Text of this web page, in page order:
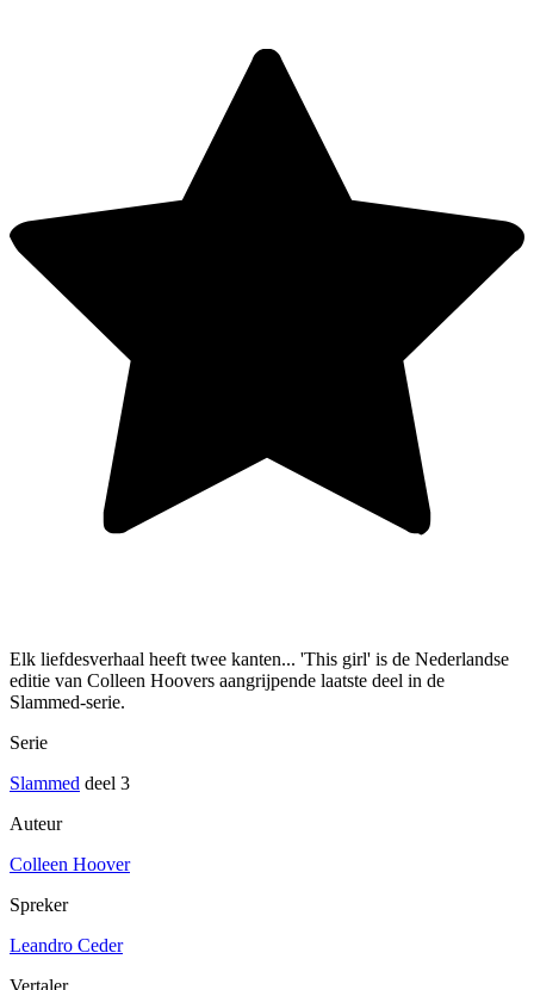
Elk liefdesverhaal heeft twee kanten... 'This girl' is de Nederlandse
editie van Colleen Hoovers aangrijpende laatste deel in de
Slammed-serie.
Serie
Slammed deel 3
Auteur
Colleen Hoover
Spreker
Leandro Ceder
Vertaler